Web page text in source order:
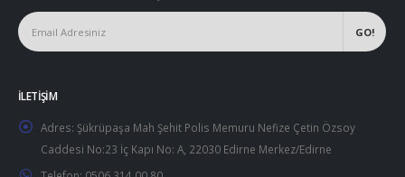
İLETIŞIM
Adres: Şükrüpaşa Mah Şehit Polis Memuru Nefize Çetin Özsoy
Caddesi No:23 İç Kapı No: A, 22030 Edirne Merkez/Edirne